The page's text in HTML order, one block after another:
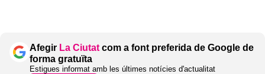
Afegir La Ciutat com a font preferida de Google de
forma gratuïta
Estigues informat amb les últimes notícies d'actualitat